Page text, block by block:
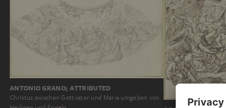
ANTONIO GRANO; ATTRIBUTED
Christus zwischen Gottvater und Maria umgeben von